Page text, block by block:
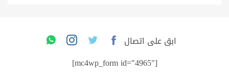
ابق على اتصال
[mc4wp_form id="4965"]